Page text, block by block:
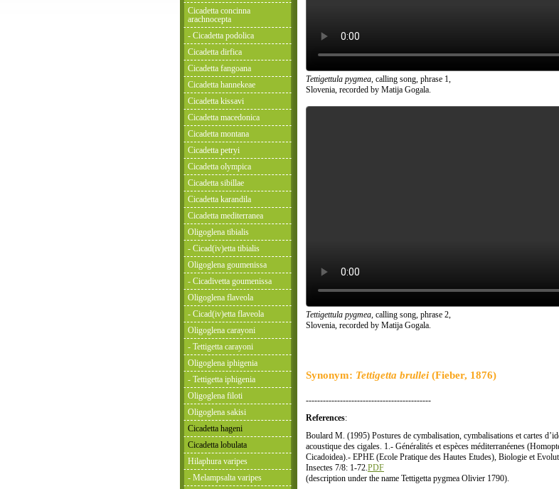
Tettigettula pygmea, calling song, phrase 1,
Slovenia, recorded by Matija Gogala.
Tettigettula pygmea, calling song, phrase 2,
Slovenia, recorded by Matija Gogala.
Synonym: Tettigetta brullei (Fieber, 1876)
--------------------------------------------
References:
Boulard M. (1995) Postures de cymbalisation, cymbalisations et cartes
acoustique des cigales. 1.- Généralités et espèces méditerranéenes
Cicadoidea).- EPHE (Ecole Pratique des Hautes Etudes), Biologie et
Insectes 7/8: 1-72.PDF
(description under the name Tettigetta pygmea Olivier 1790).
Cicadetta concinna
arachnocepta
- Cicadetta podolica
Cicadetta dirfica
Cicadetta fangoana
Cicadetta hannekeae
Cicadetta kissavi
Cicadetta macedonica
Cicadetta montana
Cicadetta petryi
Cicadetta olympica
Cicadetta sibillae
Cicadetta karandila
Cicadetta mediterranea
Oligoglena tibialis
- Cicad(iv)etta tibialis
Oligoglena goumenissa
- Cicadivetta goumenissa
Oligoglena flaveola
- Cicad(iv)etta flaveola
Oligoglena carayoni
- Tettigetta carayoni
Oligoglena iphigenia
- Tettigetta iphigenia
Oligoglena filoti
Oligoglena sakisi
Cicadetta hageni
Cicadetta lobulata
Hilaphura varipes
- Melampsalta varipes